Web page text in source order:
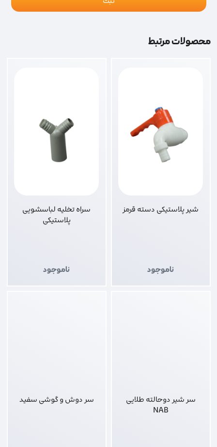
محصولات مرتبط
شیر پلاستیکی دسته قرمز
ناموجود
سراه تخلیه لباسشویی
پلاستیکی
ناموجود
سر شیر دوحالته طلایی
NAB
سر دوش و گوشی سفید